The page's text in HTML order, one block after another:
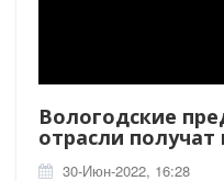
Вологодские
отрасли
30-Июн-2022, 16:28